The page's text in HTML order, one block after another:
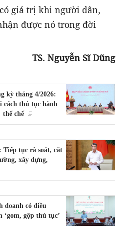
giá trị khi người dân,
được nó trong đời
TS. Nguyễn Sĩ Dũng
kỳ tháng 4/2026:
cách thủ tục hành
chế
tục rà soát, cắt
xây dựng,
doanh có điều
gộp thủ tục’